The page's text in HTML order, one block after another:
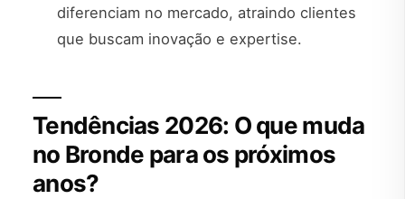
diferenciam no mercado, atraindo clientes
que buscam inovação e expertise.
Tendências 2026: O que muda
no Bronde para os próximos
anos?